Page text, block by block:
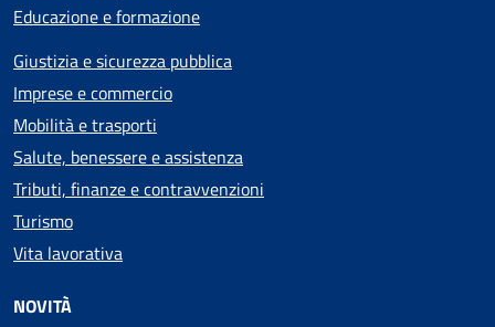
Educazione e formazione
Giustizia e sicurezza pubblica
Imprese e commercio
Mobilità e trasporti
Salute, benessere e assistenza
Tributi, finanze e contravvenzioni
Turismo
Vita lavorativa
NOVITÀ